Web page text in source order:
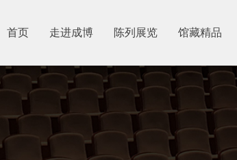
首页 走进成博 陈列展览 馆藏精品